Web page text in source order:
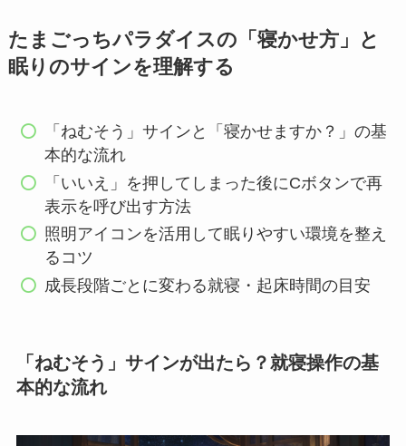
たまごっちパラダイスの「寝かせ方」と
眠りのサインを理解する
「ねむそう」サインと「寝かせますか？」の基
本的な流れ
「いいえ」を押してしまった後にCボタンで再
表示を呼び出す方法
照明アイコンを活用して眠りやすい環境を整え
るコツ
成長段階ごとに変わる就寝・起床時間の目安
「ねむそう」サインが出たら？就寝操作の基
本的な流れ